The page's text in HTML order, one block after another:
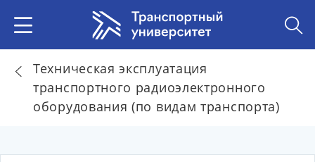
Техническая эксплуатация
транспортного радиоэлектронного
оборудования (по видам транспорта)